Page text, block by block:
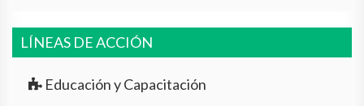
LÍNEAS DE ACCIÓN
Educación y Capacitación